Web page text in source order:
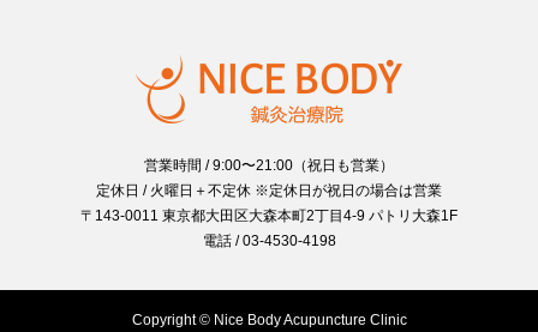
営業時間 / 9:00〜21:00（祝日も営業）
定休日 / 火曜日＋不定休 ※定休日が祝日の場合は営業
〒143-0011 東京都大田区大森本町2丁目4-9 パトリ大森1F
電話 / 03-4530-4198
Copyright © Nice Body Acupuncture Clinic